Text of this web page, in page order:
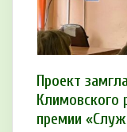
Проект
Климовского
премии